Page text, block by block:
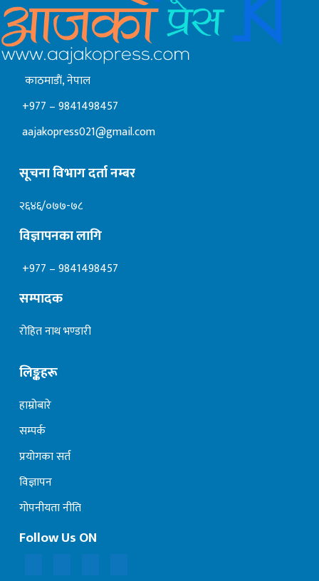
काठमाडाैं, नेपाल
+977 – 9841498457
aajakopress021@gmail.com
सूचना विभाग दर्ता नम्बर
२६४६/०७७-७८
विज्ञापनका लागि
+977 – 9841498457
सम्पादक
रोहित नाथ भण्डारी
लिङ्कहरू
हाम्रोबारे
सम्पर्क
प्रयोगका सर्त
विज्ञापन
गोपनीयता नीति
Follow Us ON